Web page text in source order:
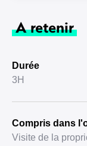
A retenir
Durée
3H
Compris dans
Visite de la